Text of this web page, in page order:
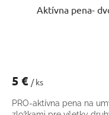
Aktívna pena-
5 € / ks
PRO-aktívna pena na